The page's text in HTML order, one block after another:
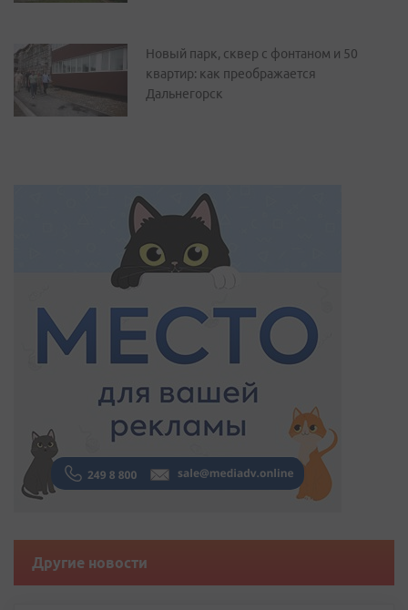
Новый парк, сквер с фонтаном и 50
квартир: как преображается
Дальнегорск
Другие новости